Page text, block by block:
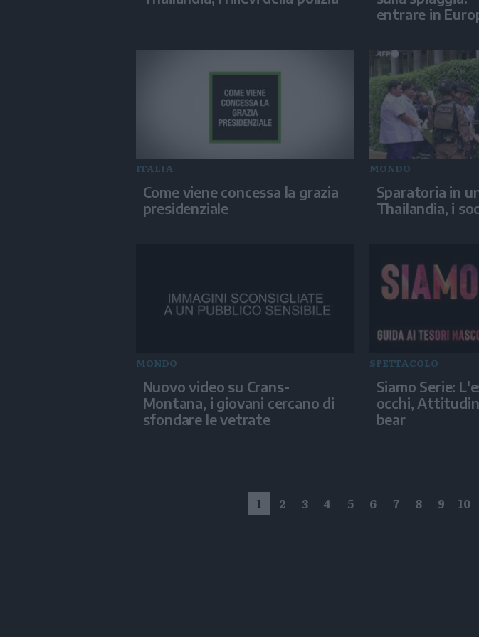
entrare in
ITALIA
Come viene concessa la grazia
presidenziale
MONDO
Sparatoria in
Thailandia, i
MONDO
Nuovo video su Crans-
Montana, i giovani cercano di
sfondare le vetrate
SPETTACOLO
Siamo Serie:
occhi,
bear
1 2 3 4 5 6 7 8 9 10